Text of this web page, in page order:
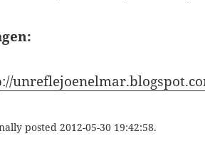
posted 2012-05-30 19:42:58.